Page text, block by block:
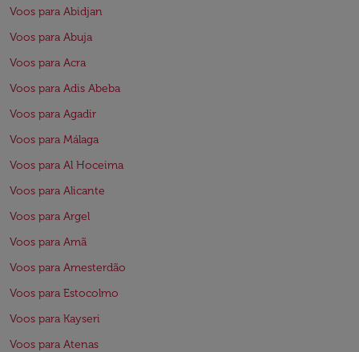
Voos para Abidjan
Voos para Abuja
Voos para Acra
Voos para Adis Abeba
Voos para Agadir
Voos para Málaga
Voos para Al Hoceima
Voos para Alicante
Voos para Argel
Voos para Amã
Voos para Amesterdão
Voos para Estocolmo
Voos para Kayseri
Voos para Atenas